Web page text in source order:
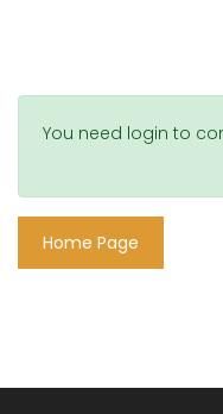
You need login to
Home Page